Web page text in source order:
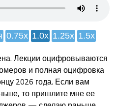
0.75x 1.0x 1.25x 1.5x
Лекции оцифровываются
и полная оцифровка
2026 года. Если вам
то пришлите мне ее